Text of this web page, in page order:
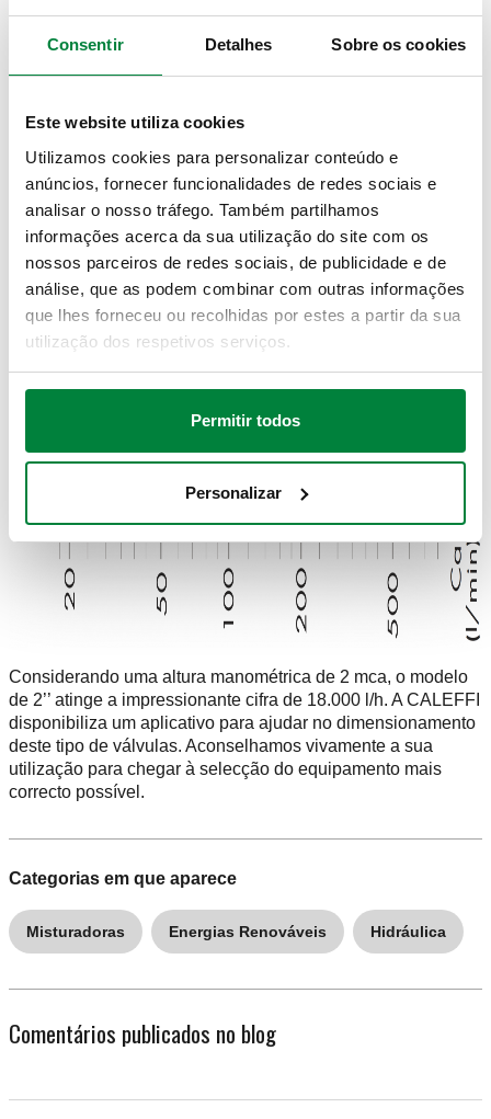
Consentir Detalhes Sobre os cookies
Este website utiliza cookies
Utilizamos cookies para personalizar conteúdo e
anúncios, fornecer funcionalidades de redes sociais e
analisar o nosso tráfego. Também partilhamos
informações acerca da sua utilização do site com os
nossos parceiros de redes sociais, de publicidade e de
análise, que as podem combinar com outras informações
que lhes forneceu ou recolhidas por estes a partir da sua
utilização dos respetivos serviços.
Permitir todos
Personalizar
Considerando uma altura manométrica de 2 mca, o modelo
de 2’’ atinge a impressionante cifra de 18.000 l/h. A CALEFFI
disponibiliza um aplicativo para ajudar no dimensionamento
deste tipo de válvulas. Aconselhamos vivamente a sua
utilização para chegar à selecção do equipamento mais
correcto possível.
Categorias em que aparece
Misturadoras Energias Renováveis Hidráulica
Comentários publicados no blog